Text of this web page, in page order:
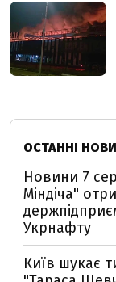
ОСТАННІ
Новини 7
Міндіча"
Укрнафту
Київ шукає